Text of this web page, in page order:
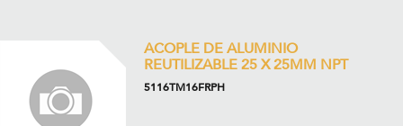
ACOPLE DE ALUMINIO
REUTILIZABLE 25 X 25MM NPT
5116TM16FRPH